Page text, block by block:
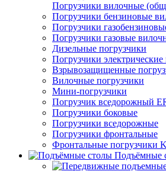
Погрузчики вилочные
Погрузчики бензиновые
Погрузчики
Погрузчики газовые
Дизельные погрузчики
Погрузчики
Взрывозащищенные
Вилочные погрузчики
Мини-погрузчики
Погрузчик вседорожный
Погрузчики боковые
Погрузчики вседорожные
Погрузчики фронтальные
Фронтальные погрузчики
Подъёмные